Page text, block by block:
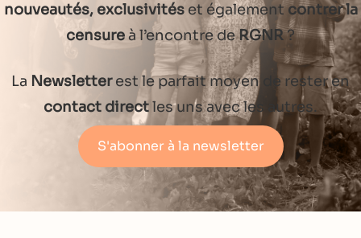
nouveautés, exclusivitéset également contrer la
censureà l’encontre deRGNR?
La Newsletterest le parfait moyen de rester en
contact directles uns avec les autres.
S'abonner à la newsletter